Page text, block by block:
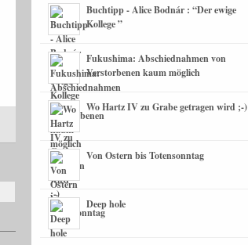
Buchtipp - Alice Bodnár : “Der ewige
Kollege ”
Fukushima: Abschiednahmen von
Verstorbenen kaum möglich
Wo Hartz IV zu Grabe getragen wird ;-)
Von Ostern bis Totensonntag
Deep hole